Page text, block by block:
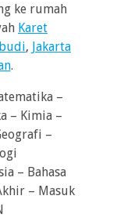
ke rumah
Karet
, Jakarta
.
–
– Kimia –
–
– Bahasa
– Masuk